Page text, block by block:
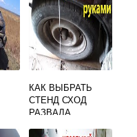
КАК ВЫБРАТЬ
СТЕНД СХОД
РАЗВАЛА